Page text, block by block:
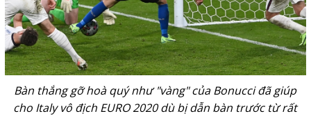
Bàn thắng gỡ hoà quý như "vàng" của Bonucci đã giúp
cho Italy vô địch EURO 2020 dù bị dẫn bàn trước từ rất